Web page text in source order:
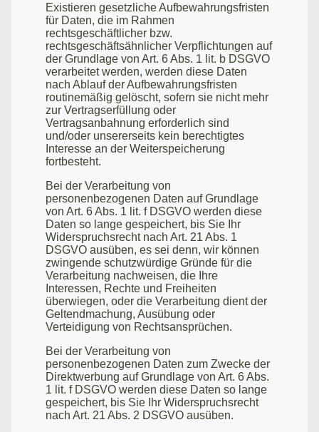
Existieren gesetzliche Aufbewahrungsfristen
für Daten, die im Rahmen
rechtsgeschäftlicher bzw.
rechtsgeschäftsähnlicher Verpflichtungen auf
der Grundlage von Art. 6 Abs. 1 lit. b DSGVO
verarbeitet werden, werden diese Daten
nach Ablauf der Aufbewahrungsfristen
routinemäßig gelöscht, sofern sie nicht mehr
zur Vertragserfüllung oder
Vertragsanbahnung erforderlich sind
und/oder unsererseits kein berechtigtes
Interesse an der Weiterspeicherung
fortbesteht.
Bei der Verarbeitung von
personenbezogenen Daten auf Grundlage
von Art. 6 Abs. 1 lit. f DSGVO werden diese
Daten so lange gespeichert, bis Sie Ihr
Widerspruchsrecht nach Art. 21 Abs. 1
DSGVO ausüben, es sei denn, wir können
zwingende schutzwürdige Gründe für die
Verarbeitung nachweisen, die Ihre
Interessen, Rechte und Freiheiten
überwiegen, oder die Verarbeitung dient der
Geltendmachung, Ausübung oder
Verteidigung von Rechtsansprüchen.
Bei der Verarbeitung von
personenbezogenen Daten zum Zwecke der
Direktwerbung auf Grundlage von Art. 6 Abs.
1 lit. f DSGVO werden diese Daten so lange
gespeichert, bis Sie Ihr Widerspruchsrecht
nach Art. 21 Abs. 2 DSGVO ausüben.